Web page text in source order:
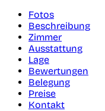
Fotos
Beschreibung
Zimmer
Ausstattung
Lage
Bewertungen
Belegung
Preise
Kontakt